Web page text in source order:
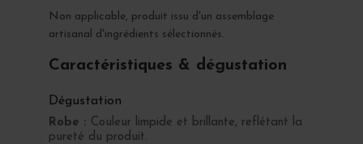
Non applicable, produit issu d'un assemblage
artisanal d'ingrédients sélectionnés.
Caractéristiques & dégustation
Dégustation
Robe : Couleur limpide et brillante, reflétant la
pureté du produit.